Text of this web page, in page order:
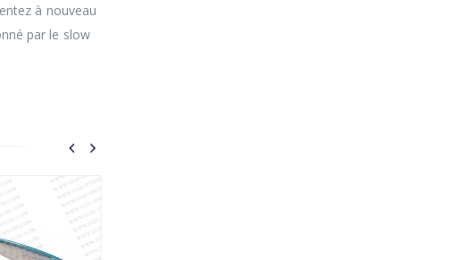
à nouveau
par le slow